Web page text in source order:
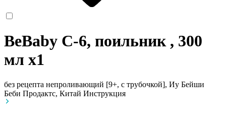
BeBaby C-6, поильник , 300
мл x1
без рецепта непроливающий [9+, с трубочкой], Иу Бейши
Беби Продактс, Китай Инструкция